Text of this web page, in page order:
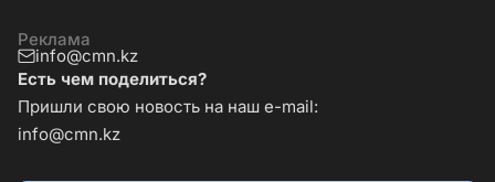
Реклама
info@cmn.kz
Есть чем поделиться?
Пришли свою новость на наш e-mail:
info@cmn.kz